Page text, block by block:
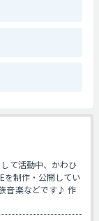
て活動中、かわひ
を制作・公開してい
音楽などです♪ 作